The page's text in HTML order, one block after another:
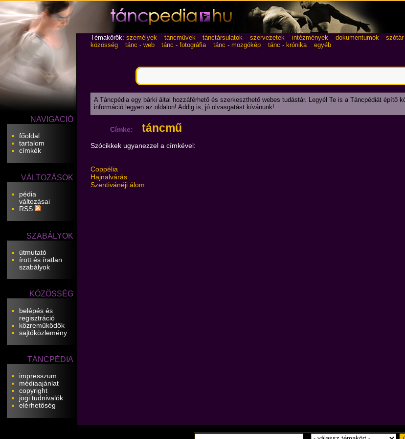
NAVIGÁCIÓ
főoldal
tartalom
címkék
VÁLTOZÁSOK
pédia
változásai
RSS
SZABÁLYOK
útmutató
írott és íratlan
szabályok
KÖZÖSSÉG
belépés és
regisztráció
közreműködők
sajtóközlemény
TÁNCPÉDIA
impresszum
médiaajánlat
copyright
jogi tudnivalók
elérhetőség
Témakörök: személyek táncművek tánctársulatok szervezetek intézmények dokumentumok szótár
közösség
tánc - web tánc - fotográfia tánc - mozgókép tánc - krónika
egyéb
A Táncpédia egy bárki által hozzáférhető és szerkeszthető webes tudástár. Legyél Te is a Táncpédiát építő
információ legyen az oldalon! Addig is, jó olvasgatást kívánunk!
Címke: táncmű
Szócikkek ugyanezzel a címkével:
Coppélia
Hajnalvárás
Szentivánéji álom